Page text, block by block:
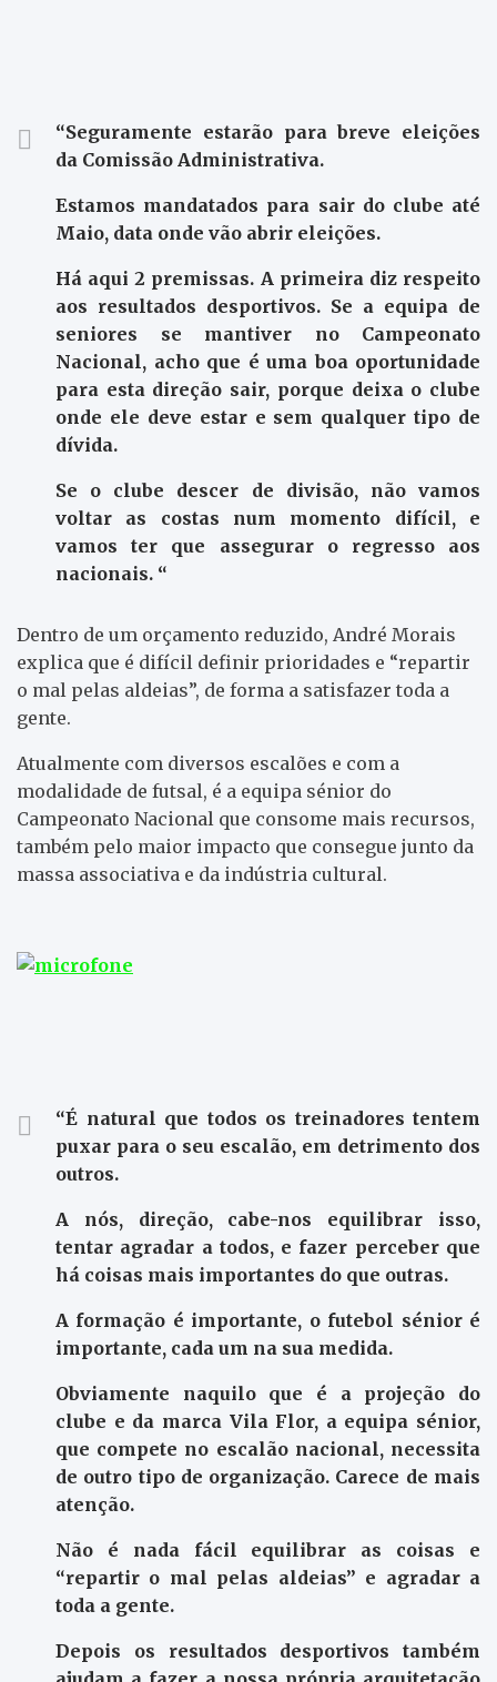
“Seguramente estarão para breve eleições
da Comissão Administrativa.
Estamos mandatados para sair do clube até
Maio, data onde vão abrir eleições.
Há aqui 2 premissas. A primeira diz respeito
aos resultados desportivos. Se a equipa de
seniores se mantiver no Campeonato
Nacional, acho que é uma boa oportunidade
para esta direção sair, porque deixa o clube
onde ele deve estar e sem qualquer tipo de
dívida.
Se o clube descer de divisão, não vamos
voltar as costas num momento difícil, e
vamos ter que assegurar o regresso aos
nacionais. “
Dentro de um orçamento reduzido, André Morais
explica que é difícil definir prioridades e “repartir
o mal pelas aldeias”, de forma a satisfazer toda a
gente.
Atualmente com diversos escalões e com a
modalidade de futsal, é a equipa sénior do
Campeonato Nacional que consome mais recursos,
também pelo maior impacto que consegue junto da
massa associativa e da indústria cultural.
“É natural que todos os treinadores tentem
puxar para o seu escalão, em detrimento dos
outros.
A nós, direção, cabe-nos equilibrar isso,
tentar agradar a todos, e fazer perceber que
há coisas mais importantes do que outras.
A formação é importante, o futebol sénior é
importante, cada um na sua medida.
Obviamente naquilo que é a projeção do
clube e da marca Vila Flor, a equipa sénior,
que compete no escalão nacional, necessita
de outro tipo de organização. Carece de mais
atenção.
Não é nada fácil equilibrar as coisas e
“repartir o mal pelas aldeias” e agradar a
toda a gente.
Depois os resultados desportivos também